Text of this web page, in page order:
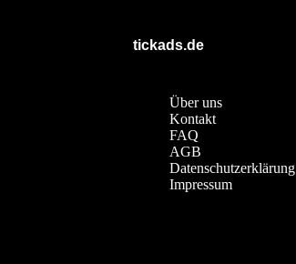
tickads.de
Über uns
Kontakt
FAQ
AGB
Datenschutzerklärung
Impressum